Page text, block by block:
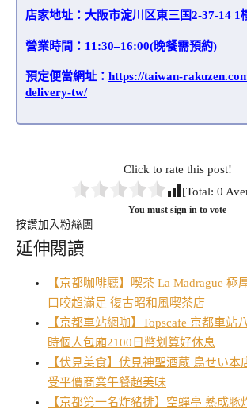
店家地址：大阪市淀川区東三国2-37-14 1
營業時間：11:30–16:00(晚餐需預約)
預定便當網址： https://taiwan-
delivery-tw/
Click to rate this post!
[Total: 0
You must sign in to vote
按讚加入粉絲團
延伸閱讀
【京都咖啡廳】喫茶 La Madrague 極
口咬超滿足 復古昭和風喫茶店
【京都車站網咖】Topscafe 京都車站
時個人包廂2100日幣划算好休息
【伏見美食】伏見神聖酒蔵 鳥せい本
受平價商業午餐超美味
【京都第一名炸豬排】空蟬亭 熟成豚